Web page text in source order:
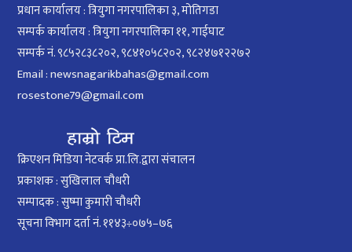
प्रधान कार्यालय : त्रियुगा नगरपालिका ३, मोतिगडा
सम्पर्क कार्यालय : त्रियुगा नगरपालिका ११, गाईघाट
सम्पर्क नं. ९८५२८३८२०२, ९८४१०५८२०२, ९८२४७१२२७२
Email : newsnagarikbahas@gmail.com
rosestone79@gmail.com
क्रिएशन मिडिया नेटवर्क प्रा.लि.द्वारा संचालन
प्रकाशक : सुखिलाल चौधरी
सम्पादक : सुष्मा कुमारी चौधरी
सूचना विभाग दर्ता नं. ११४३÷०७५–७६